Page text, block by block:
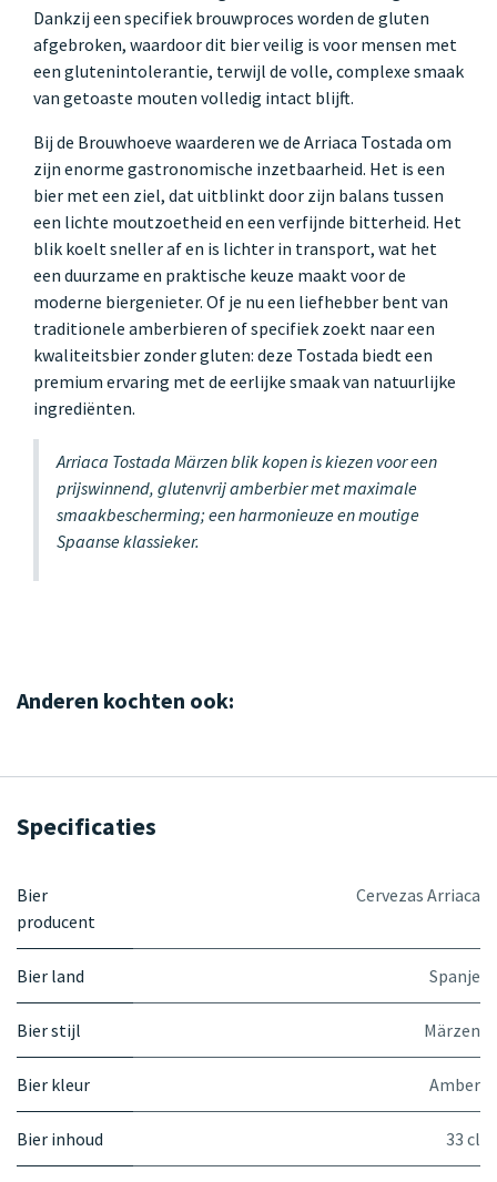
Dankzij een specifiek brouwproces worden de gluten
afgebroken, waardoor dit bier veilig is voor mensen met
een glutenintolerantie, terwijl de volle, complexe smaak
van getoaste mouten volledig intact blijft.
Bij de Brouwhoeve waarderen we de Arriaca Tostada om
zijn enorme gastronomische inzetbaarheid. Het is een
bier met een ziel, dat uitblinkt door zijn balans tussen
een lichte moutzoetheid en een verfijnde bitterheid. Het
blik koelt sneller af en is lichter in transport, wat het
een duurzame en praktische keuze maakt voor de
moderne biergenieter. Of je nu een liefhebber bent van
traditionele amberbieren of specifiek zoekt naar een
kwaliteitsbier zonder gluten: deze Tostada biedt een
premium ervaring met de eerlijke smaak van natuurlijke
ingrediënten.
Arriaca Tostada Märzen blik kopen is kiezen voor een
prijswinnend, glutenvrij amberbier met maximale
smaakbescherming; een harmonieuze en moutige
Spaanse klassieker.
Anderen kochten ook:
Specificaties
Bier
producent
Cervezas Arriaca
Bier land Spanje
Bier stijl Märzen
Bier kleur Amber
Bier inhoud 33 cl